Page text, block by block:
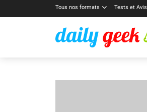
Tous nos formats Tests et Avis